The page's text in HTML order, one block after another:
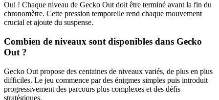
Oui ! Chaque niveau de Gecko Out doit être terminé avant la fin du
chronomètre. Cette pression temporelle rend chaque mouvement
crucial et ajoute du suspense.
Combien de niveaux sont disponibles dans Gecko
Out ?
Gecko Out propose des centaines de niveaux variés, de plus en plus
difficiles. Le jeu commence par des énigmes simples puis introduit
progressivement des parcours plus complexes et des défis
stratégiques.